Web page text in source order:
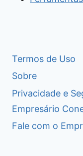
Termos de Uso
Sobre
Privacidade e
Empresário
Fale com o